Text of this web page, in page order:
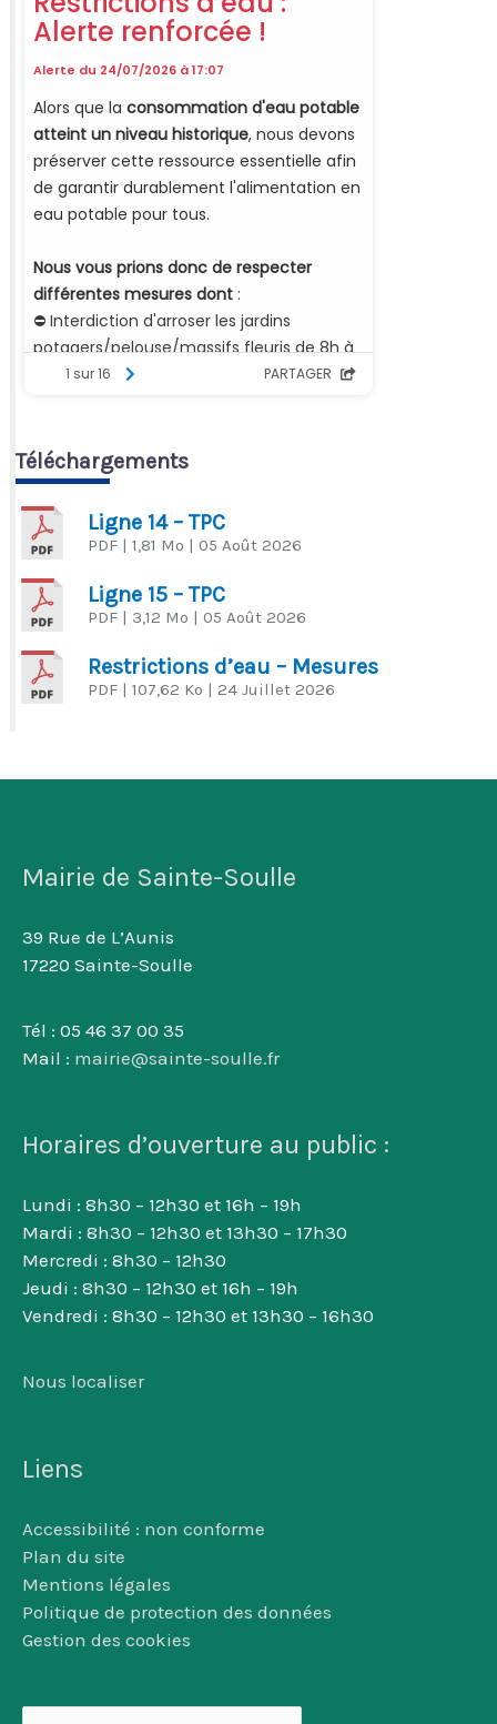
Téléchargements
Ligne 14 – TPC
PDF | 1,81 Mo | 05 Août 2026
Ligne 15 – TPC
PDF | 3,12 Mo | 05 Août 2026
Restrictions d’eau – Mesures
PDF | 107,62 Ko | 24 Juillet 2026
Mairie de Sainte-Soulle
39 Rue de L’Aunis
17220 Sainte-Soulle
Tél : 05 46 37 00 35
Mail : mairie@sainte-soulle.fr
Horaires d’ouverture au public :
Lundi : 8h30 – 12h30 et 16h – 19h
Mardi : 8h30 – 12h30 et 13h30 – 17h30
Mercredi : 8h30 – 12h30
Jeudi : 8h30 – 12h30 et 16h – 19h
Vendredi : 8h30 – 12h30 et 13h30 – 16h30
Nous localiser
Liens
Accessibilité : non conforme
Plan du site
Mentions légales
Politique de protection des données
Gestion des cookies